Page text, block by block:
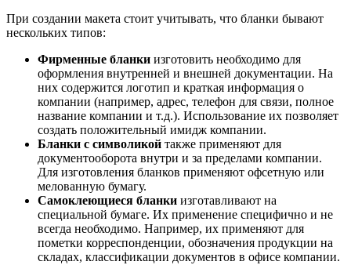
При создании макета стоит учитывать, что бланки бывают
нескольких типов:
Фирменные бланки изготовить необходимо для
оформления внутренней и внешней документации. На
них содержится логотип и краткая информация о
компании (например, адрес, телефон для связи, полное
название компании и т.д.). Использование их позволяет
создать положительный имидж компании.
Бланки с символикой также применяют для
документооборота внутри и за пределами компании.
Для изготовления бланков применяют офсетную или
мелованную бумагу.
Самоклеющиеся бланки изготавливают на
специальной бумаге. Их применение специфично и не
всегда необходимо. Например, их применяют для
пометки корреспонденции, обозначения продукции на
складах, классификации документов в офисе компании.